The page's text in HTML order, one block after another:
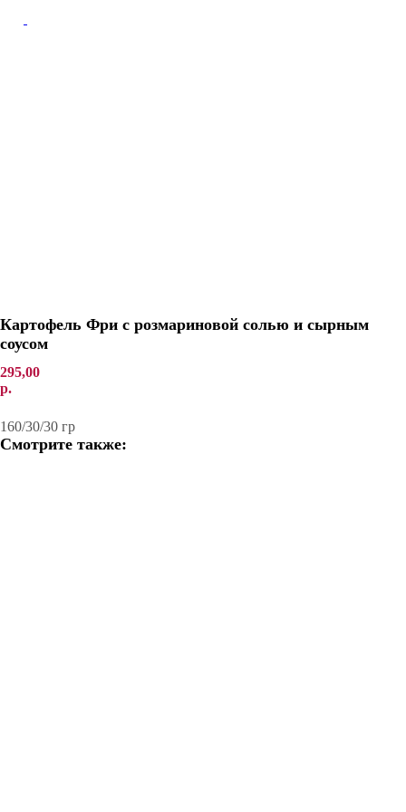
Картофель Фри с розмариновой солью и сырным
соусом
295,00
р.
160/30/30 гр
Смотрите также: